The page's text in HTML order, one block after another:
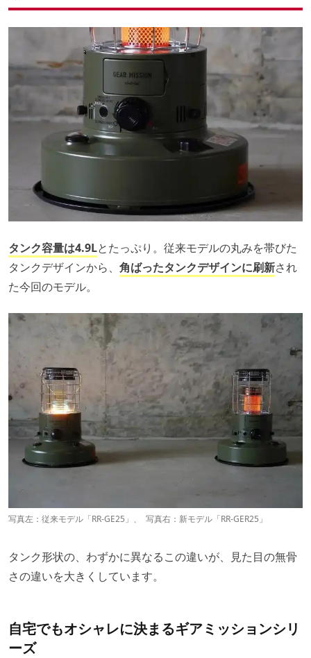
タンク容量は4.9Lとたっぷり。従来モデルの丸みを帯びた
タンクデザインから、 角ばったタンクデザインに刷新され
た今回のモデル。
写真左：従来モデル「RR-GE25」、 写真右：新モデル「RR-GER25」
タンク形状の、わずかに異なるこの違いが、見た目の無骨
さの違いを大きくしています。
自宅でもオシャレに決まるギアミッションシリ
ーズ